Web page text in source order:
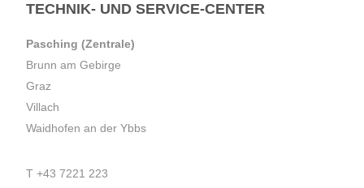
TECHNIK- UND SERVICE-CENTER
Pasching (Zentrale)
Brunn am Gebirge
Graz
Villach
Waidhofen an der Ybbs
T +43 7221 223